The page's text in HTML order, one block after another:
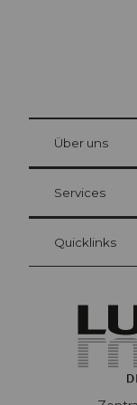
Gästekarte
Ihre Vorteile als
at Bre
Über uns
Services
Quicklinks